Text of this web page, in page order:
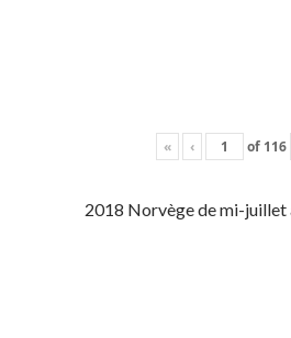
« ‹ of 116
2018 Norvège de mi-juillet